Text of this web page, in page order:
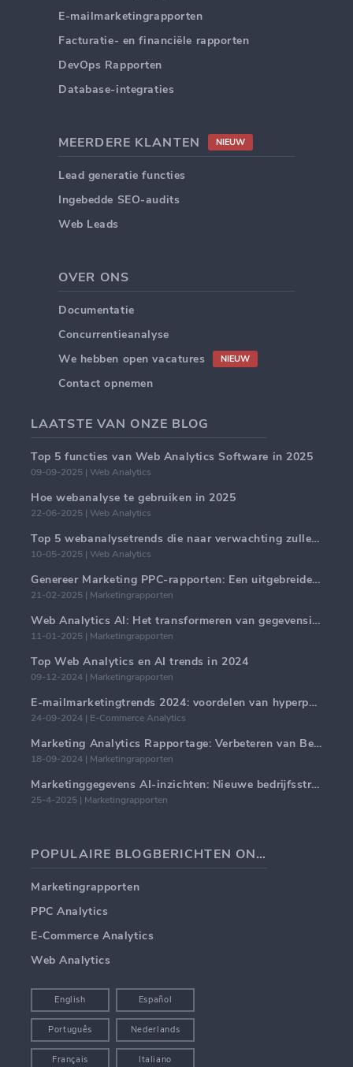
E-mailmarketingrapporten
Facturatie- en financiële rapporten
DevOps Rapporten
Database-integraties
MEERDERE KLANTEN NIEUW
Lead generatie functies
Ingebedde SEO-audits
Web Leads
OVER ONS
Documentatie
Concurrentieanalyse
We hebben open vacatures
NIEUW
Contact opnemen
LAATSTE VAN ONZE BLOG
Top 5 functies van Web Analytics Software in 2025
09-09-2025 | Web Analytics
Hoe webanalyse te gebruiken in 2025
22-06-2025 | Web Analytics
Top 5 webanalysetrends die naar verwachting zullen domineren in 2025
10-05-2025 | Web Analytics
Genereer Marketing PPC-rapporten: Een uitgebreide handleiding
21-02-2025 | Marketingrapporten
Web Analytics AI: Het transformeren van gegevensinzichten met precisie
11-01-2025 | Marketingrapporten
Top Web Analytics en AI trends in 2024
09-12-2024 | Marketingrapporten
E-mailmarketingtrends 2024: voordelen van hyperpersonalisatie
24-09-2024 | E-Commerce Analytics
Marketing Analytics Rapportage: Verbeteren van Bedrijfsinzichten
18-09-2024 | Marketingrapporten
Marketinggegevens AI-inzichten: Nieuwe bedrijfsstrategieën voor 2024
25-4-2025 | Marketingrapporten
POPULAIRE BLOGBERICHTEN ONDERWERPEN
Marketingrapporten
PPC Analytics
E-Commerce Analytics
Web Analytics
English Español
Português Nederlands
Français Italiano